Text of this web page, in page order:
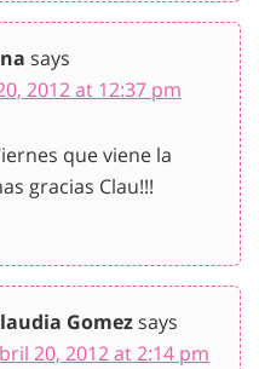
says
2012 at 12:37 pm
que viene la
gracias Clau!!!
Gomezsays
20, 2012 at 2:14 pm